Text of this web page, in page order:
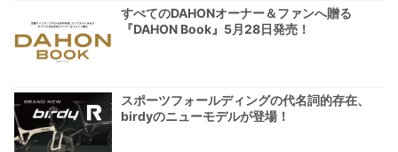
すべてのDAHONオーナー＆ファンへ贈る
『DAHON Book』5月28日発売！
スポーツフォールディングの代名詞的存在、
birdyのニューモデルが登場！